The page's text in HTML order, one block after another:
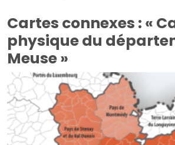
Cartes connexes : «
physique du
Meuse »